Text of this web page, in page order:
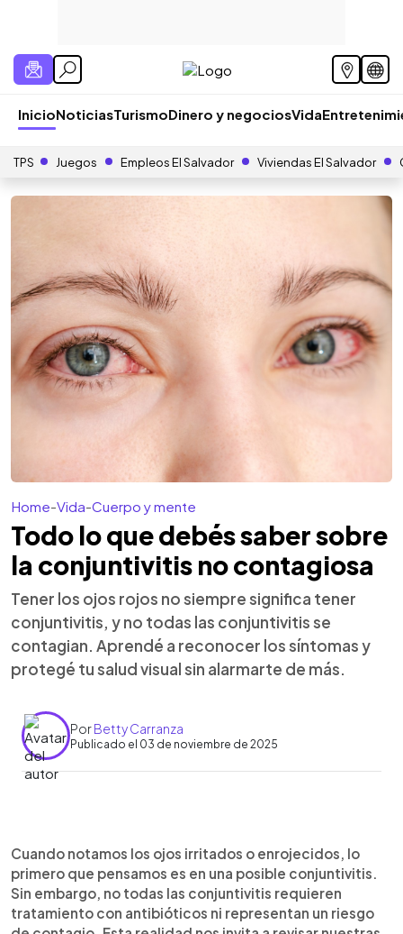
InicioNoticiasTurismoDinero y negociosVida
TPS Juegos Empleos El Salvador Viviendas El Salvador
Home-Vida-Cuerpo y mente
Todo lo que debés saber sobre
la conjuntivitis no contagiosa
Tener los ojos rojos no siempre significa tener
conjuntivitis, y no todas las conjuntivitis se
contagian. Aprendé a reconocer los síntomas y
protegé tu salud visual sin alarmarte de más.
PorBetty Carranza
Publicado el 03 de noviembre de 2025
► Escuchar artículo
Cuando notamos los ojos irritados o enrojecidos, lo
primero que pensamos es en una posible conjuntivitis.
Sin embargo, no todas las conjuntivitis requieren
tratamiento con antibióticos ni representan un riesgo